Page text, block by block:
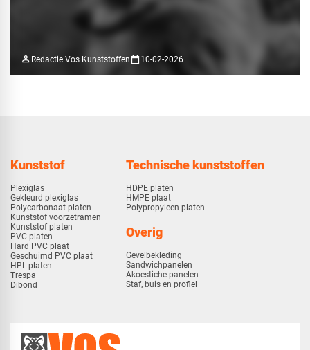
person Redactie Vos Kunststoffencalendar_today 10-02-2026
Kunststof
Plexiglas
Gekleurd plexiglas
Polycarbonaat platen
Kunststof voorzetramen
Kunststof platen
PVC platen
Hard PVC plaat
Geschuimd PVC plaat
HPL platen
Trespa
Dibond
Technische kunststoffen
HDPE platen
HMPE plaat
Polypropyleen platen
Overig
Gevelbekleding
Sandwichpanelen
Akoestiche panelen
Staf, buis en profiel